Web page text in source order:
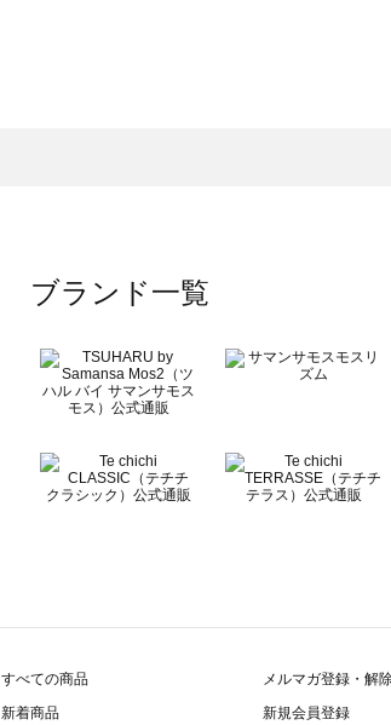
ブランド一覧
すべての商品
新着商品
メルマガ登録・解
新規会員登録